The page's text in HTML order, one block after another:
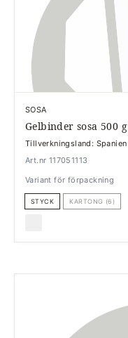
SOSA
Gelbinder sosa 500 g
Tillverkningsland: Spanien
Art.nr 117051113
Variant för förpackning
STYCK KARTONG (6)